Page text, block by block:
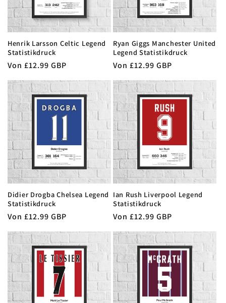
Henrik Larsson Celtic Legend
Statistikdruck
Normaler
Preis
Von £12.99 GBP
Ryan Giggs Manchester United
Legend Statistikdruck
Normaler
Preis
Von £12.99 GBP
Didier Drogba Chelsea Legend
Statistikdruck
Normaler
Preis
Von £12.99 GBP
Ian Rush Liverpool Legend
Statistikdruck
Normaler
Preis
Von £12.99 GBP